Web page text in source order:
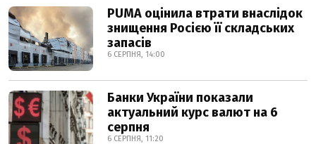
PUMA оцінила втрати внаслідок
знищення Росією її складських
запасів
6 СЕРПНЯ, 14:00
Банки України показали
актуальний курс валют на 6
серпня
6 СЕРПНЯ, 11:20